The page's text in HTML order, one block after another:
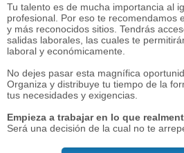
Tu talento es de mucha importancia al
profesional. Por eso te recomendamos
y más reconocidos sitios. Tendrás
salidas laborales, las cuales te
laboral y económicamente.
No dejes pasar esta magnífica
Organiza y distribuye tu tiempo de la
tus necesidades y exigencias.
Empieza a trabajar en lo que
Será una decisión de la cual no te